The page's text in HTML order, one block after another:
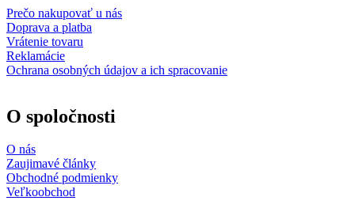
Prečo nakupovať u nás
Doprava a platba
Vrátenie tovaru
Reklamácie
Ochrana osobných údajov a ich spracovanie
O spoločnosti
O nás
Zaujimavé články
Obchodné podmienky
Veľkoobchod